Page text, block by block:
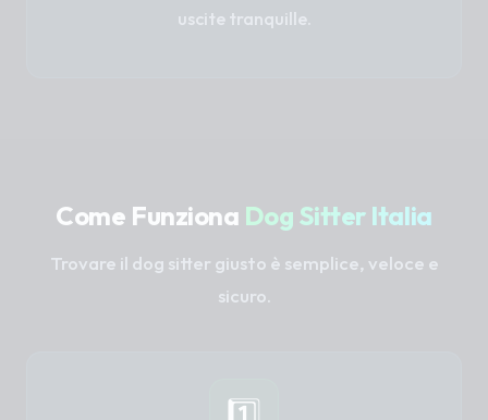
uscite tranquille.
Come Funziona Dog Sitter Italia
Trovare il dog sitter giusto è semplice, veloce e
sicuro.